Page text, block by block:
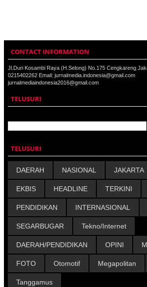
CONTACT INFORMATION
Jl.Duri Kosambi Raya (H.Selong) No.175 Cengkareng
0215402262 Email: jurnalmedia.indonesia@gmail.com
jurnalmediaindonesia2016@gmail.com
TELUSURI
TELUSURI
DAERAH NASIONAL JAKARTA
EKBIS HEADLINE TERKINI
PENDIDIKAN INTERNASIONAL
SEGARBUGAR Tekno/Internet
DAERAH/PENDIDIKAN OPINI
FOTO Otomotif Megapolitan
Tanggamus